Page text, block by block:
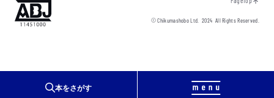
本をさがす
© Chikumashobo Ltd.2024 All Rights Reserved.